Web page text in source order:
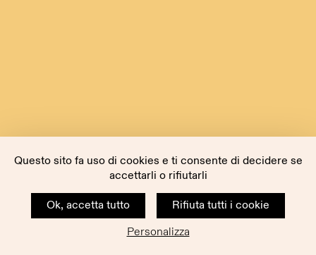
Questo sito fa uso di cookies e ti consente di decidere se
accettarli o rifiutarli
Ok, accetta tutto
Rifiuta tutti i cookie
Personalizza